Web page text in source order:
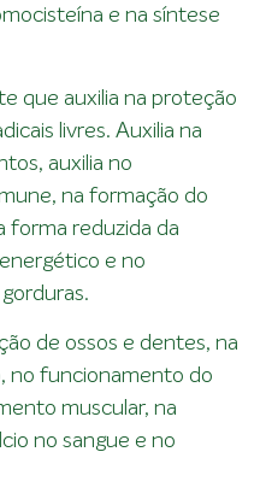
e na síntese
que auxilia na proteção
livres. Auxilia na
auxilia no
na formação do
forma reduzida da
e no
de ossos e dentes, na
no funcionamento do
muscular, na
no sangue e no